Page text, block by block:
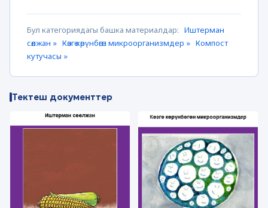
Бул категориядагы башка материалдар: Иштерман
сөөлжан » Көзгө көрүнбөгөн микроорганизмдер » Компост
кутучасы »
Тектеш документтер